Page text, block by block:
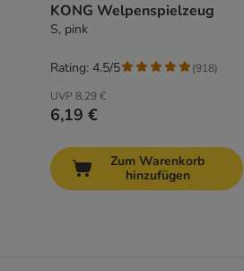
KONG Welpenspielzeug
S, pink
UVP 8,29 €
6,19 €
Rating: 4.5/5 (918)
Zum Warenkorb
hinzufügen